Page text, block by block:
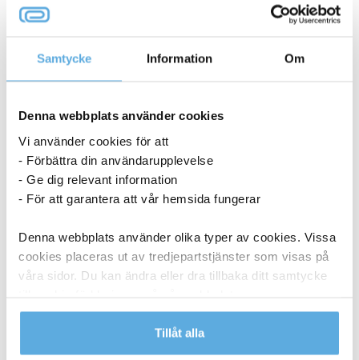
Samtycke Information Om
Denna webbplats använder cookies
Vi använder cookies för att
- Förbättra din användarupplevelse
- Ge dig relevant information
- För att garantera att vår hemsida fungerar
Denna webbplats använder olika typer av cookies. Vissa
cookies placeras ut av tredjepartstjänster som visas på
våra sidor. Du kan ändra eller dra tillbaka ditt samtycke
Läs mer i vår integritetspolicy om vilka vi är, hur du
kontaktar oss och på vilket sätt vi behandlar
Tillåt alla